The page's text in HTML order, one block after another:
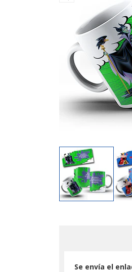
Se envía el